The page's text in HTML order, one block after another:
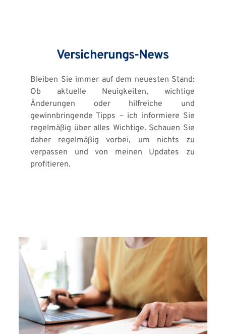
Versicherungs-News
Bleiben Sie immer auf dem neuesten Stand:
Ob aktuelle Neuigkeiten, wichtige
Änderungen oder hilfreiche und
gewinnbringende Tipps – ich informiere Sie
regelmäßig über alles Wichtige. Schauen Sie
daher regelmäßig vorbei, um nichts zu
verpassen und von meinen Updates zu
profitieren.